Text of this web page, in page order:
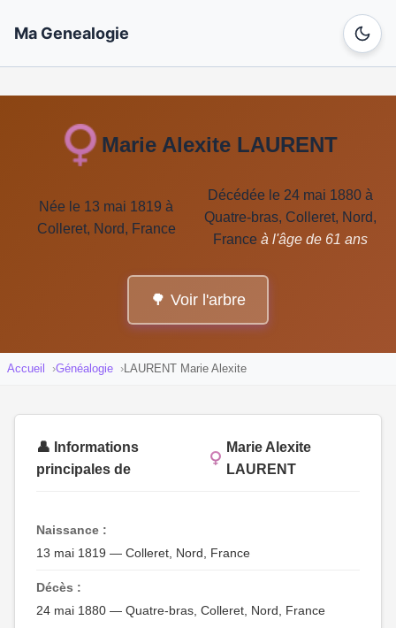
Ma Genealogie
Marie Alexite LAURENT
Née le 13 mai 1819 à
Colleret, Nord, France
Décédée le 24 mai 1880 à
Quatre-bras, Colleret, Nord,
France à l'âge de 61 ans
🌳 Voir l'arbre
Accueil Généalogie LAURENT Marie Alexite
👤 Informations
principales de
Marie Alexite
LAURENT
Naissance :
13 mai 1819 — Colleret, Nord, France
Décès :
24 mai 1880 — Quatre-bras, Colleret, Nord, France